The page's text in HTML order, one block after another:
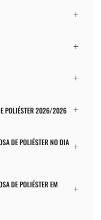
POLIÉSTER 2026/2026
DE POLIÉSTER NO DIA
DE POLIÉSTER EM